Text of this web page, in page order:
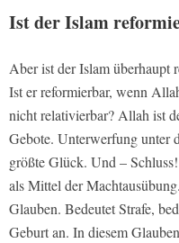
Ist der Islam
Aber ist der Islam überhaupt
Ist er reformierbar, wenn
nicht relativierbar? Allah ist
Gebote. Unterwerfung unter
größte Glück. Und –
als Mittel der
Glauben. Bedeutet Strafe,
Geburt an. In diesem